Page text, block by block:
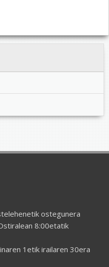
ostegunera
8:00etatik
1etik irailaren 30era